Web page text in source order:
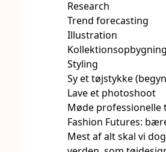
Research
Trend forecasting
Illustration
Kollektionsopbygning
Styling
Sy et tøjstykke
Lave et photoshoot
Møde professionelle
Fashion Futures:
Mest af alt skal vi